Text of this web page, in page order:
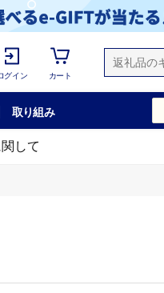
グイン カート
取り組み
して